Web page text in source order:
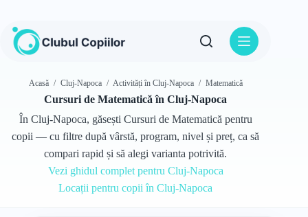
conținut
Acasă / Cluj-Napoca / Activități în Cluj-Napoca / Matematică
Cursuri de Matematică în Cluj-Napoca
În Cluj-Napoca, găsești Cursuri de Matematică pentru
copii — cu filtre după vârstă, program, nivel și preț, ca să
compari rapid și să alegi varianta potrivită.
Vezi ghidul complet pentru Cluj-Napoca
Locații pentru copii în Cluj-Napoca